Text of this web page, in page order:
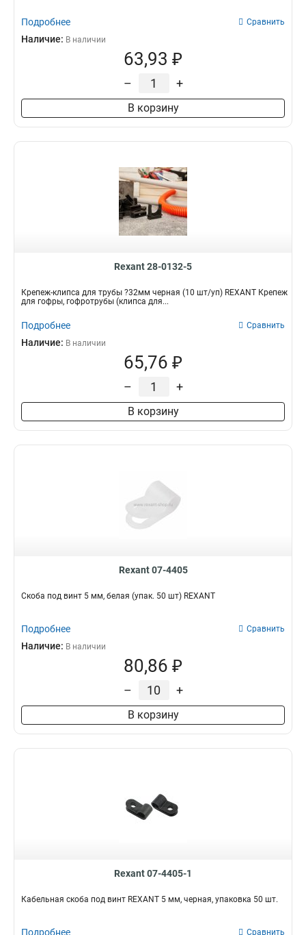
Подробнее Сравнить
Наличие: В наличии
63,93 ₽
– +
В корзину
Rexant 28-0132-5
Крепеж-клипса для трубы ?32мм черная (10 шт/уп) REXANT Крепеж
для гофры, гофротрубы (клипса для...
Подробнее Сравнить
Наличие: В наличии
65,76 ₽
– +
В корзину
Rexant 07-4405
Скоба под винт 5 мм, белая (упак. 50 шт) REXANT
Подробнее Сравнить
Наличие: В наличии
80,86 ₽
– +
В корзину
Rexant 07-4405-1
Кабельная скоба под винт REXANT 5 мм, черная, упаковка 50 шт.
Подробнее Сравнить